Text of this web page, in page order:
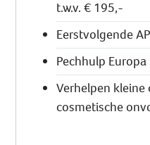
t.w.v. € 195,-
Eerstvolgende
Pechhulp
Verhelpen kleine
cosmetische